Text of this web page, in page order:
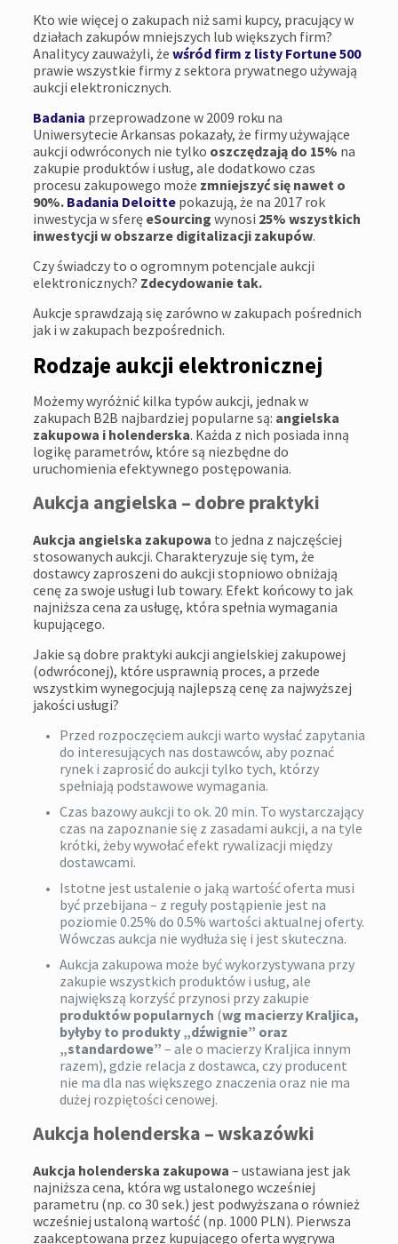
Kto wie więcej o zakupach niż sami kupcy, pracujący w
działach zakupów mniejszych lub większych firm?
Analitycy zauważyli, że wśród firm z listy Fortune 500
prawie wszystkie firmy z sektora prywatnego używają
aukcji elektronicznych.
Badania przeprowadzone w 2009 roku na
Uniwersytecie Arkansas pokazały, że firmy używające
aukcji odwróconych nie tylko oszczędzają do 15% na
zakupie produktów i usług, ale dodatkowo czas
procesu zakupowego może zmniejszyć się nawet o
90%. Badania Deloittepokazują, że na 2017 rok
inwestycja w sferęeSourcing wynosi 25% wszystkich
inwestycji w obszarze digitalizacji zakupów.
Czy świadczy to o ogromnym potencjale aukcji
elektronicznych? Zdecydowanie tak.
Aukcje sprawdzają się zarówno w zakupach pośrednich
jak i w zakupach bezpośrednich.
Rodzaje aukcji elektronicznej
Możemy wyróżnić kilka typów aukcji, jednak w
zakupach B2B najbardziej popularne są: angielska
zakupowa i holenderska. Każda z nich posiada inną
logikę parametrów, które są niezbędne do
uruchomienia efektywnego postępowania.
Aukcja angielska – dobre praktyki
Aukcja angielska zakupowa to jedna z najczęściej
stosowanych aukcji. Charakteryzuje się tym, że
dostawcy zaproszeni do aukcji stopniowo obniżają
cenę za swoje usługi lub towary. Efekt końcowy to jak
najniższa cena za usługę, która spełnia wymagania
kupującego.
Jakie są dobre praktyki aukcji angielskiej zakupowej
(odwróconej), które usprawnią proces, a przede
wszystkim wynegocjują najlepszą cenę za najwyższej
jakości usługi?
Przed rozpoczęciem aukcji warto wysłać zapytania
do interesujących nas dostawców, aby poznać
rynek i zaprosić do aukcji tylko tych, którzy
spełniają podstawowe wymagania.
Czas bazowy aukcji to ok. 20 min. To wystarczający
czas na zapoznanie się z zasadami aukcji, a na tyle
krótki, żeby wywołać efekt rywalizacji między
dostawcami.
Istotne jest ustalenie o jaką wartość oferta musi
być przebijana – z reguły postąpienie jest na
poziomie 0.25% do 0.5% wartości aktualnej oferty.
Wówczas aukcja nie wydłuża się i jest skuteczna.
Aukcja zakupowa może być wykorzystywana przy
zakupie wszystkich produktów i usług, ale
największą korzyść przynosi przy zakupie
produktów popularnych (wg macierzy Kraljica,
byłyby to produkty „dźwignie” oraz
„standardowe” – ale o macierzy Kraljica innym
razem), gdzie relacja z dostawca, czy producent
nie ma dla nas większego znaczenia oraz nie ma
dużej rozpiętości cenowej.
Aukcja holenderska – wskazówki
Aukcja holenderska zakupowa – ustawiana jest jak
najniższa cena, która wg ustalonego wcześniej
parametru (np. co 30 sek.) jest podwyższana o również
wcześniej ustaloną wartość (np. 1000 PLN). Pierwsza
zaakceptowana przez kupującego oferta wygrywa